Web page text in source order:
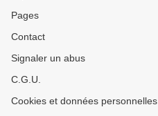
Pages
Contact
Signaler un abus
C.G.U.
Cookies et données personnelles